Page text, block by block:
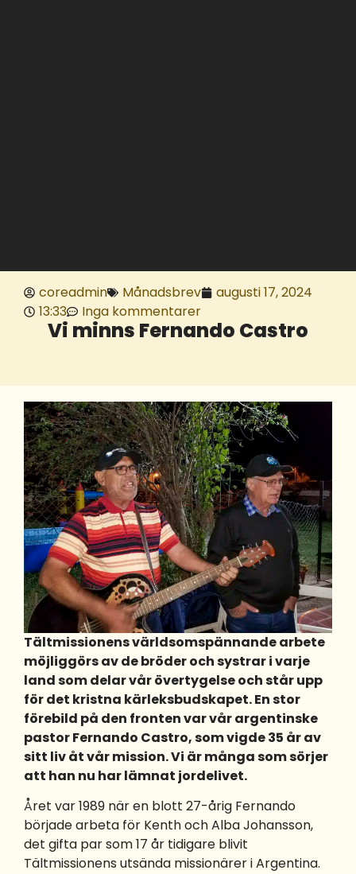
coreadmin Månadsbrev
augusti 17, 2024
13:33
Inga kommentarer
Vi minns Fernando Castro
Tältmissionens världsomspännande arbete
möjliggörs av de bröder och systrar i varje
land som delar vår övertygelse och står upp
för det kristna kärleksbudskapet. En stor
förebild på den fronten var vår argentinske
pastorFernando Castro, som vigde 35 år av
sitt liv åt vår mission. Vi är många som sörjer
att han nu har lämnat jordelivet.
Året var 1989 när en blott 27-årig Fernando
började arbeta för Kenth och Alba Johansson,
det gifta par som 17 år tidigare blivit
Tältmissionens utsända missionärer i Argentina.